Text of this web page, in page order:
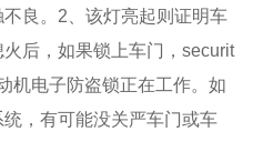
良。2、该灯亮起则证明车
后，如果锁上车门，securit
机电子防盗锁正在工作。如
，有可能没关严车门或车